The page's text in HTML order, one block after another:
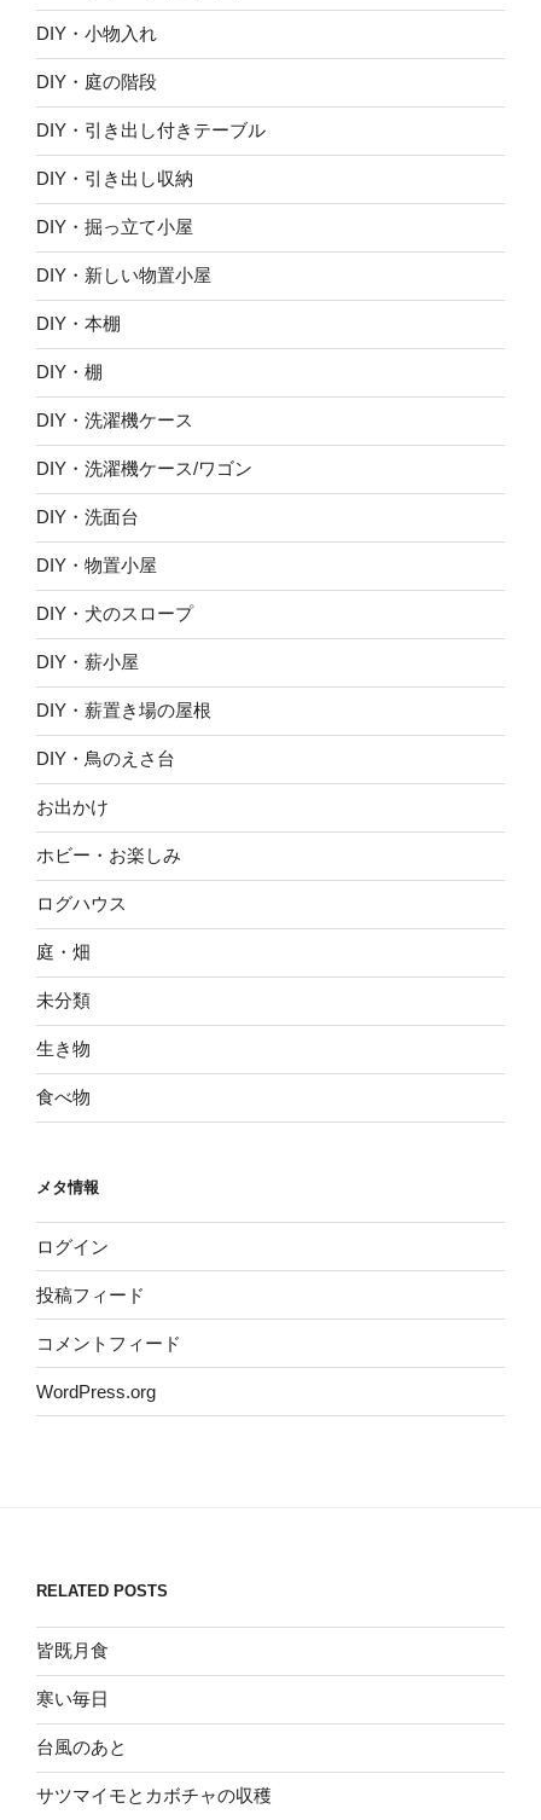
DIY・小物入れ
DIY・庭の階段
DIY・引き出し付きテーブル
DIY・引き出し収納
DIY・掘っ立て小屋
DIY・新しい物置小屋
DIY・本棚
DIY・棚
DIY・洗濯機ケース
DIY・洗濯機ケース/ワゴン
DIY・洗面台
DIY・物置小屋
DIY・犬のスロープ
DIY・薪小屋
DIY・薪置き場の屋根
DIY・鳥のえさ台
お出かけ
ホビー・お楽しみ
ログハウス
庭・畑
未分類
生き物
食べ物
メタ情報
ログイン
投稿フィード
コメントフィード
WordPress.org
RELATED POSTS
皆既月食
寒い毎日
台風のあと
サツマイモとカボチャの収穫